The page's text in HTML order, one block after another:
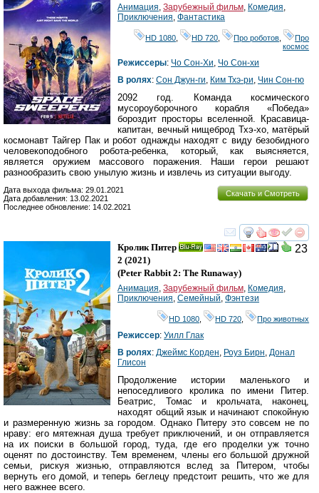
Анимация Зарубежный фильм Комедия
Приключения Фантастика
HD 1080 HD 720 Про роботов
Про
космос
Режиссеры: Чо Сон-Хи Чо Сон-хи
В ролях: Сон Джун-ги Ким Тхэ-ри Чин Сон-гю
2092 год. Команда космического
мусороуборочного корабля «Победа»
бороздит просторы вселенной. Красавица-
капитан, вечный нищеброд Тхэ-хо, матёрый
космонавт Тайгер Пак и робот однажды находят с виду безобидного
человекоподобного робота-ребенка, который, как выясняется,
является оружием массового поражения. Наши герои решают
разнообразить свою унылую жизнь и извлечь из ситуации выгоду.
Скачать и Смотреть
Дата выхода фильма: 29.01.2021
Дата добавления: 13.02.2021
Последнее обновление: 14.02.2021
смотреть
23
Кролик Питер
2 (2021)
(Peter Rabbit 2: The Runaway)
Анимация Зарубежный фильм Комедия
Приключения Семейный Фэнтези
HD 1080 HD 720 Про животных
Режиссер: Уилл Глак
В ролях: Джеймс Корден Роуз Бирн Донал
Глисон
Продолжение истории маленького и
непоседливого кролика по имени Питер.
Беатрис, Томас и крольчата, наконец,
находят общий язык и начинают спокойную
и размеренную жизнь за городом. Однако Питеру это совсем не по
нраву: его мятежная душа требует приключений, и он отправляется
на их поиски в большой город, туда, где его проделки уж точно
оценят по достоинству. Тем временем, члены его большой дружной
семьи, рискуя жизнью, отправляются вслед за Питером, чтобы
вернуть его домой, и теперь беглецу предстоит решить, что же для
него важнее всего.